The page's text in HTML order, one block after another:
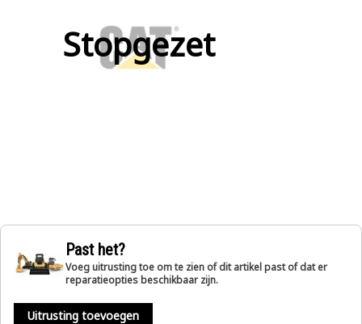
Stopgezet
Past het?
Voeg uitrusting toe om te zien of dit artikel past of dat er
reparatieopties beschikbaar zijn.
Uitrusting toevoegen